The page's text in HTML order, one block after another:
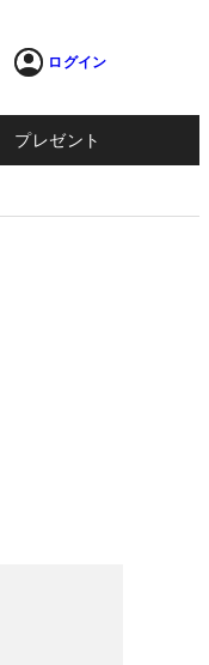
ログイン
プレゼント